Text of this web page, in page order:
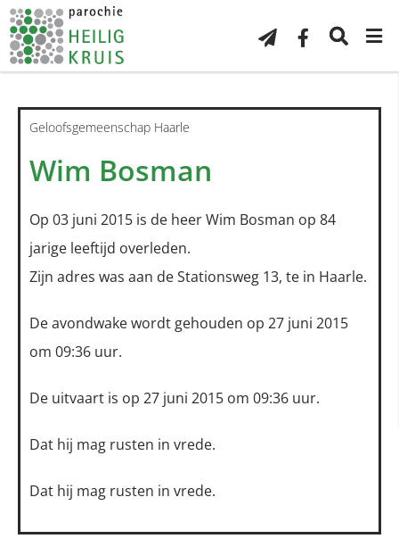
Geloofsgemeenschap Haarle
Wim Bosman
Op 03 juni 2015 is de heer Wim Bosman op 84
jarige leeftijd overleden.
Zijn adres was aan de Stationsweg 13, te in Haarle.
De avondwake wordt gehouden op 27 juni 2015
om 09:36 uur.
De uitvaart is op 27 juni 2015 om 09:36 uur.
Dat hij mag rusten in vrede.
Dat hij mag rusten in vrede.